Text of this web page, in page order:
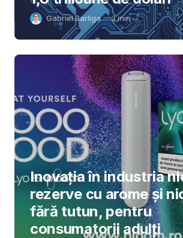
Gabriel Barliga 3min
Inovația în industria
rezerve cu arome și
fără tutun, pentru
consumatorii adulți